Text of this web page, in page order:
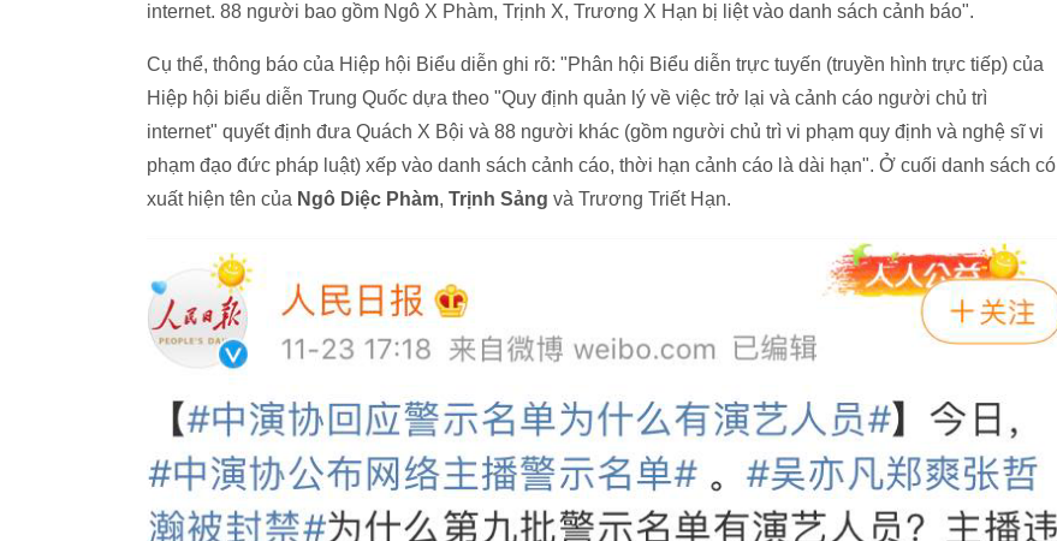
internet. 88 người bao gồm Ngô X Phàm, Trịnh X, Trương X Hạn bị liệt vào danh sách cảnh báo".
Cụ thể, thông báo của Hiệp hội Biểu diễn ghi rõ: "Phân hội Biểu diễn trực tuyến (truyền hình trực tiếp) của
Hiệp hội biểu diễn Trung Quốc dựa theo "Quy định quản lý về việc trở lại và cảnh cáo người chủ trì
internet" quyết định đưa Quách X Bội và 88 người khác (gồm người chủ trì vi phạm quy định và nghệ sĩ vi
phạm đạo đức pháp luật) xếp vào danh sách cảnh cáo, thời hạn cảnh cáo là dài hạn". Ở cuối danh sách có
xuất hiện tên của Ngô Diệc Phàm, Trịnh Sảng và Trương Triết Hạn.